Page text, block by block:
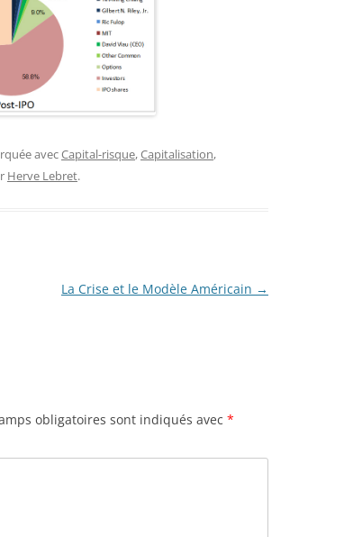
avecCapital-risque,Capitalisation,
Herve Lebret.
La Crise et le Modèle Américain →
obligatoires sont indiqués avec *